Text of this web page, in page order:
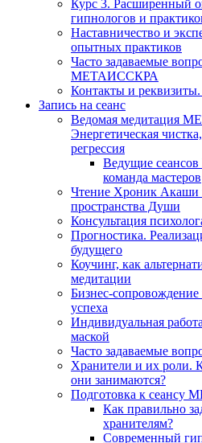
Курс 3. Расширенный
гипнологов и
Наставничество и
опытных практиков
Часто задаваемые
МЕТАИССКРА
Контакты и
Запись на сеанс
Ведомая медитация
Энергетическая
регрессия
Ведущие
команда мастеров
Чтение Хроник Акаши
пространства Души
Консультация
Прогностика.
будущего
Коучинг, как
медитации
Бизнес-
успеха
Индивидуальная
маской
Часто задаваемые
Хранители и их роли.
они занимаются?
Подготовка к
Как правильно
хранителям?
Современный